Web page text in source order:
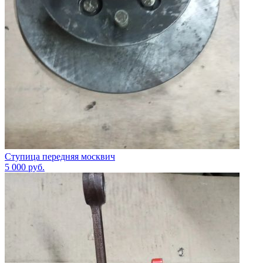
Ступица передняя москвич
5 000 руб.